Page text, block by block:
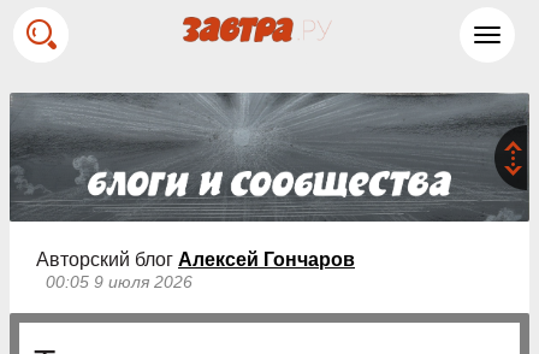
Авторский блог Алексей Гончаров
00:05 9 июля 2026